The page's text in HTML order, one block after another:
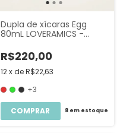
Dupla de xícaras Egg
80mL LOVERAMICS -
R$220,00
12 xdeR$22,63
+3
COMPRAR 8 em estoque